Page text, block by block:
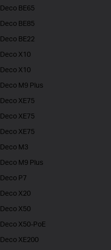
Deco BE65
Deco BE85
Deco BE22
Deco X10
Deco X10
Deco M9 Plus
Deco XE75
Deco XE75
Deco XE75
Deco M3
Deco M9 Plus
Deco P7
Deco X20
Deco X50
Deco X50-PoE
Deco XE200